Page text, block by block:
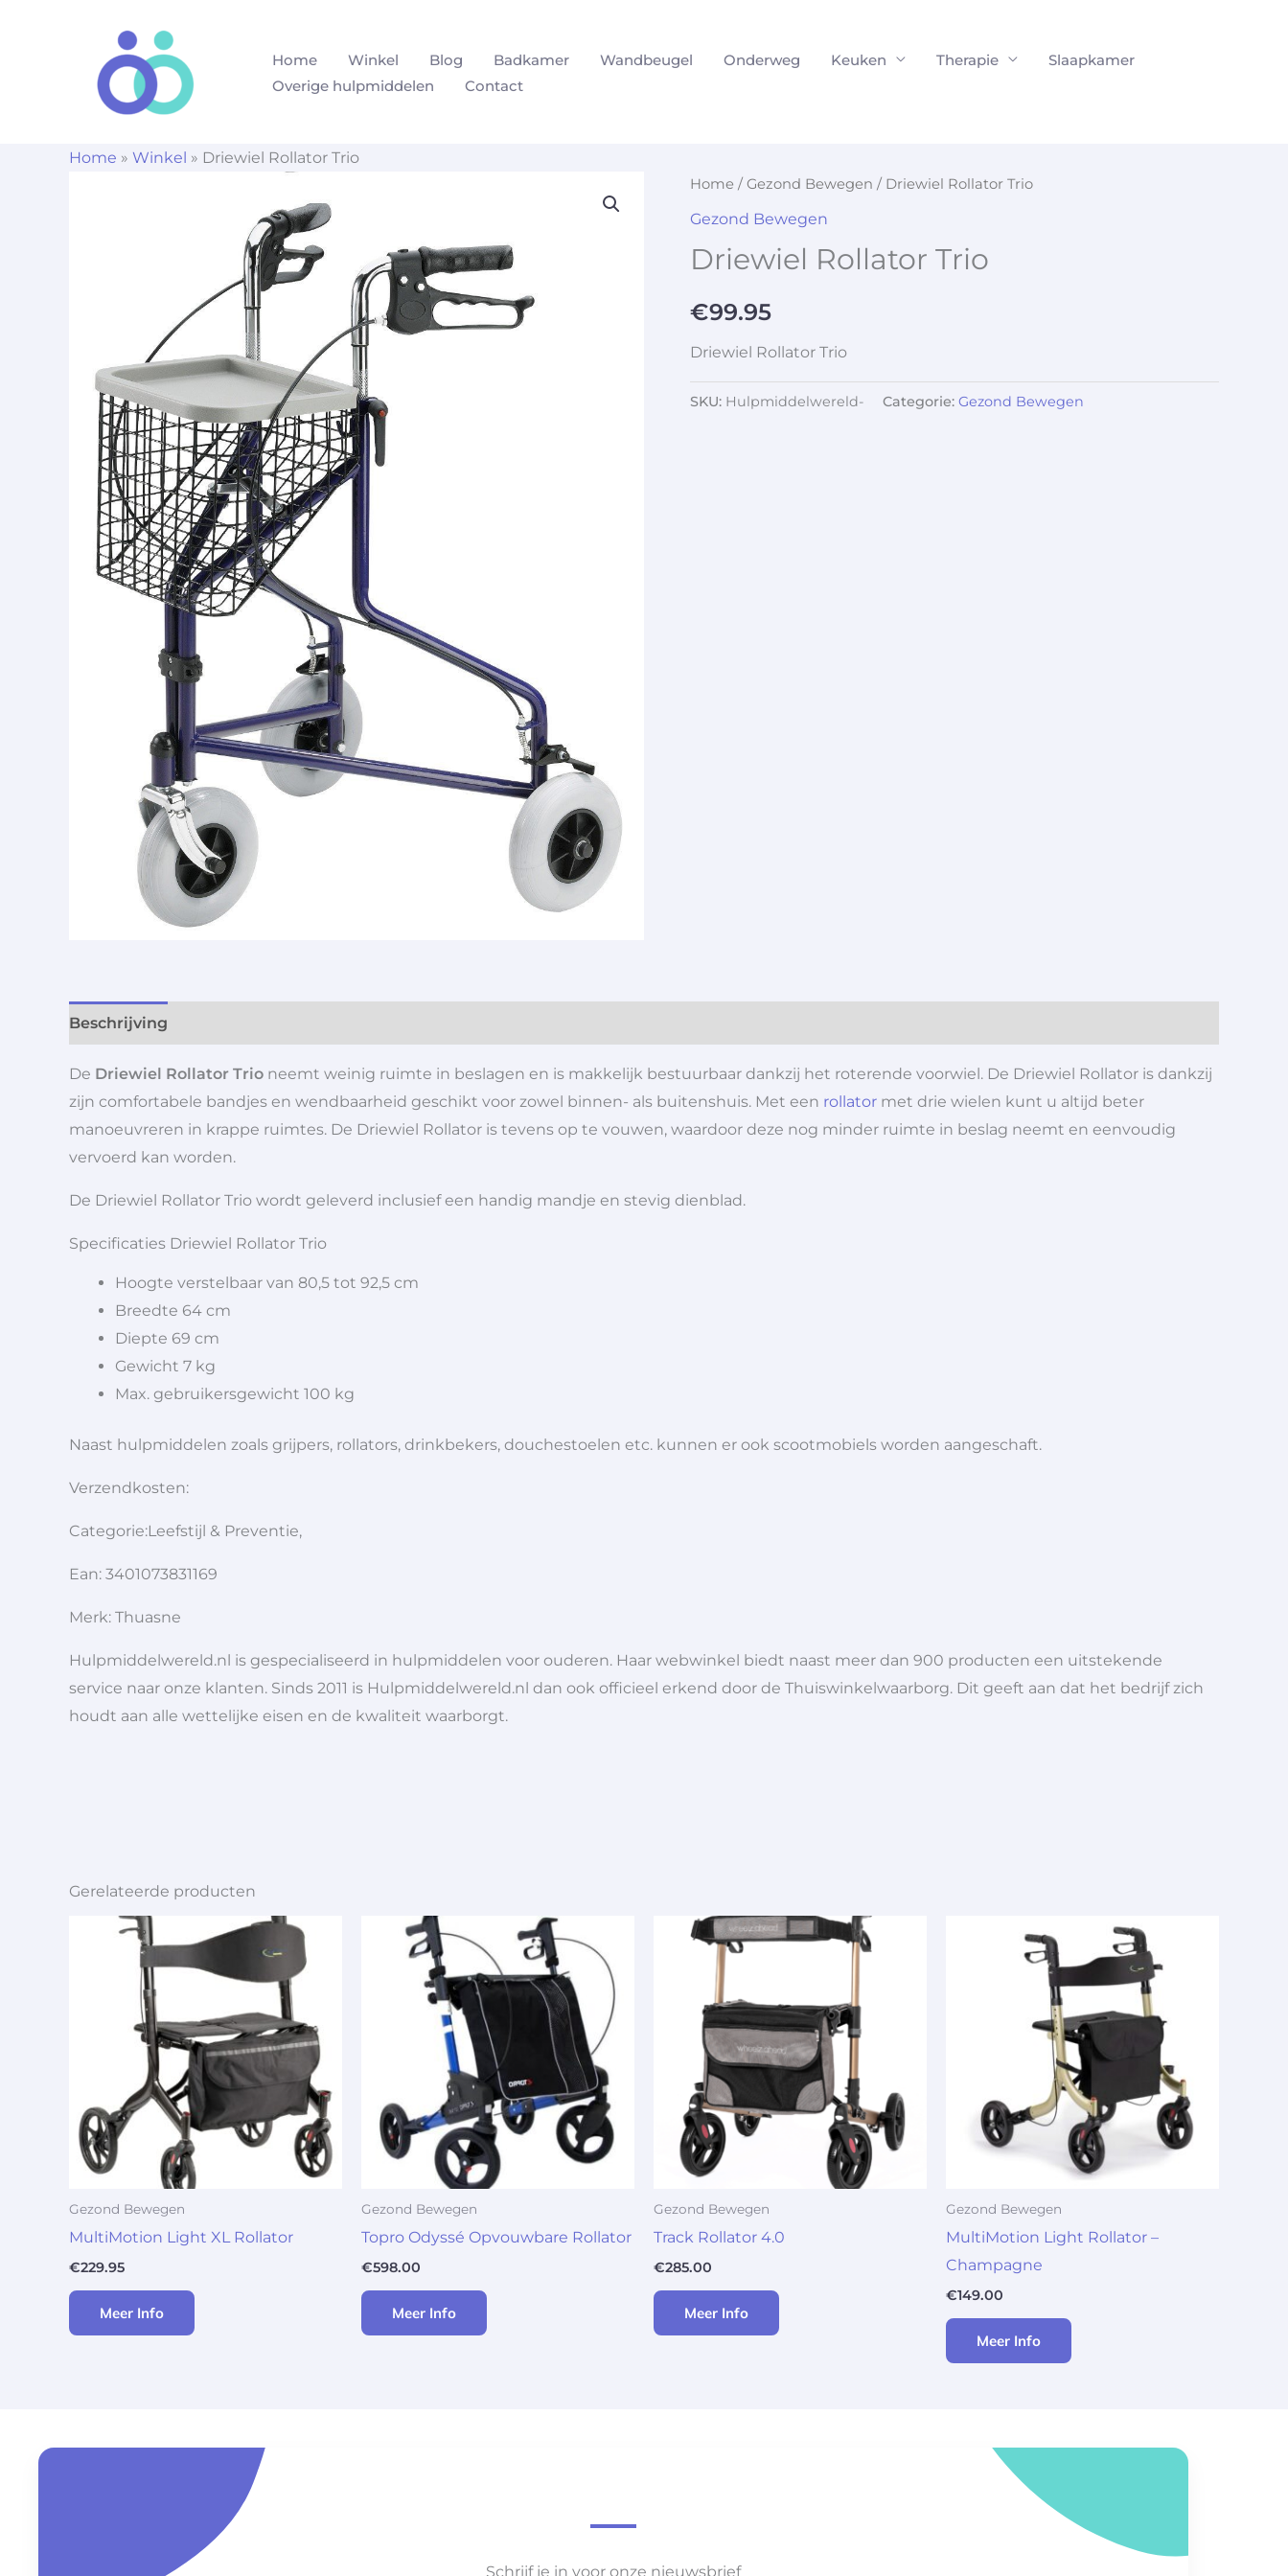
Home Winkel Blog Badkamer Wandbeugel Onderweg Keuken Therapie
Slaapkamer
Overige hulpmiddelen
Contact
Home » Winkel » Driewiel Rollator Trio
Home / Gezond Bewegen / Driewiel Rollator Trio
Gezond Bewegen
Driewiel Rollator Trio
€99.95
Driewiel Rollator Trio
SKU: Hulpmiddelwereld- Categorie: Gezond Bewegen
Beschrijving
De Driewiel Rollator Trio neemt weinig ruimte in beslagen en is makkelijk bestuurbaar dankzij het roterende voorwiel. De Driewiel Rollator is dankzij
zijn comfortabele bandjes en wendbaarheid geschikt voor zowel binnen- als buitenshuis. Met een rollator met drie wielen kunt u altijd beter
manoeuvreren in krappe ruimtes. De Driewiel Rollator is tevens op te vouwen, waardoor deze nog minder ruimte in beslag neemt en eenvoudig
vervoerd kan worden.
De Driewiel Rollator Trio wordt geleverd inclusief een handig mandje en stevig dienblad.
Specificaties Driewiel Rollator Trio
Hoogte verstelbaar van 80,5 tot 92,5 cm
Breedte 64 cm
Diepte 69 cm
Gewicht 7 kg
Max. gebruikersgewicht 100 kg
Naast hulpmiddelen zoals grijpers, rollators, drinkbekers, douchestoelen etc. kunnen er ook scootmobiels worden aangeschaft.
Verzendkosten:
Categorie:Leefstijl & Preventie,
Ean: 3401073831169
Merk: Thuasne
Hulpmiddelwereld.nl is gespecialiseerd in hulpmiddelen voor ouderen. Haar webwinkel biedt naast meer dan 900 producten een uitstekende
service naar onze klanten. Sinds 2011 is Hulpmiddelwereld.nl dan ook officieel erkend door de Thuiswinkelwaarborg. Dit geeft aan dat het bedrijf zich
houdt aan alle wettelijke eisen en de kwaliteit waarborgt.
Gerelateerde producten
Gezond Bewegen
MultiMotion Light XL Rollator
€229.95
Meer Info
Gezond Bewegen
Topro Odyssé Opvouwbare Rollator
€598.00
Meer Info
Gezond Bewegen
Track Rollator 4.0
€285.00
Meer Info
Gezond Bewegen
MultiMotion Light Rollator –
Champagne
€149.00
Meer Info
Schrijf je in voor onze nieuwsbrief